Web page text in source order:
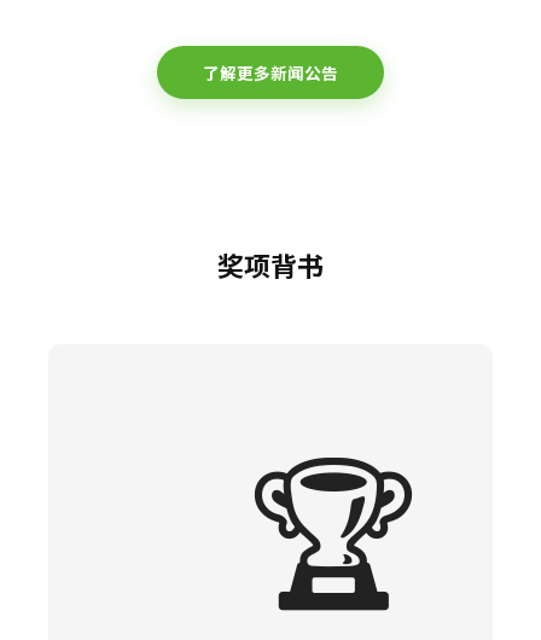
了解更多新闻公告
奖项背书
🏆